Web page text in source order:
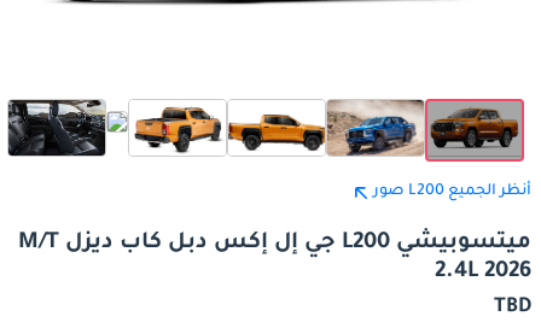
أنظر الجميع L200 صور
ميتسوبيشي L200 جي إل إكس دبل كاب ديزل M/T
2.4L 2026
TBD